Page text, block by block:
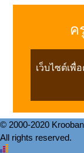
ค
เว็บไซต์เพื่
© 2000-2020
All rights reserved.